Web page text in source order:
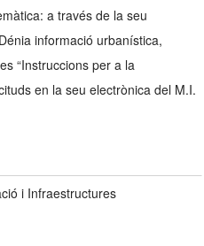
a través de la seu
informació urbanística,
“Instruccions per a la
en la seu electrònica del M.I.
i Infraestructures